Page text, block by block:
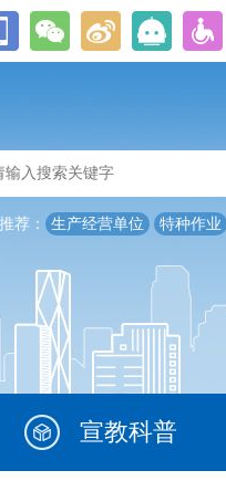
荐： 生产经营单位 特种作业
宣教科普